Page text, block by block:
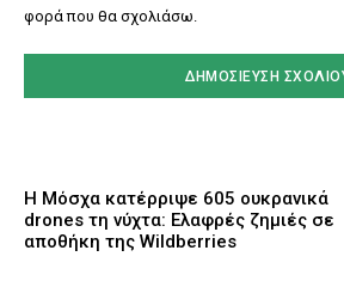
φορά που θα σχολιάσω.
Η Μόσχα κατέρριψε 605 ουκρανικά
drones τη νύχτα: Ελαφρές ζημιές σε
αποθήκη της Wildberries